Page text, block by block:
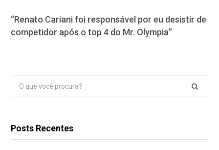
“Renato Cariani foi responsável por eu desistir de
competidor após o top 4 do Mr. Olympia”
Pesquisar
por:
Posts Recentes